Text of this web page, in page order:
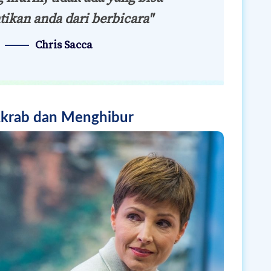
anda dari berbicara"
Chris Sacca
dan Menghibur